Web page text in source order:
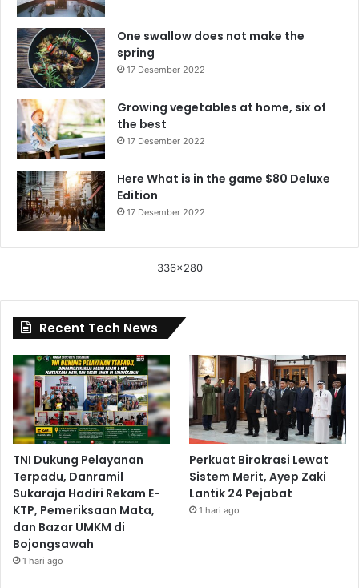
One swallow does not make the
spring
17 Desember 2022
Growing vegetables at home, six of
the best
17 Desember 2022
Here What is in the game $80 Deluxe
Edition
17 Desember 2022
336x280
Recent Tech News
TNI Dukung Pelayanan
Terpadu, Danramil
Sukaraja Hadiri Rekam E-
KTP, Pemeriksaan Mata,
dan Bazar UMKM di
Bojongsawah
1 hari ago
Perkuat Birokrasi Lewat
Sistem Merit, Ayep Zaki
Lantik 24 Pejabat
1 hari ago